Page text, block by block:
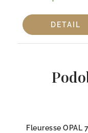
DETAIL
Fleuresse OPAL